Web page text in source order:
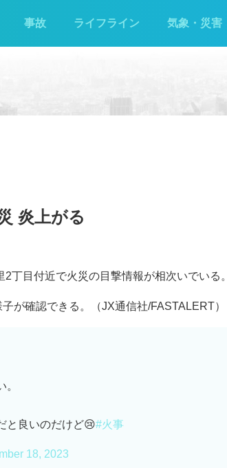
事故 ライフライン 気象・災害
炎上がる
丁目付近で火災の目撃情報が相次いでいる。
が確認できる。（JX通信社/FASTALERT）
と良いのだけど😢#火事
18, 2023